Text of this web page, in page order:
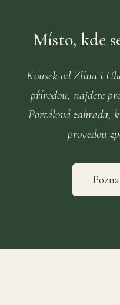
Místo, kde
Kousek od Zlína i
přírodou, najdete
Portálová zahrada,
provedou